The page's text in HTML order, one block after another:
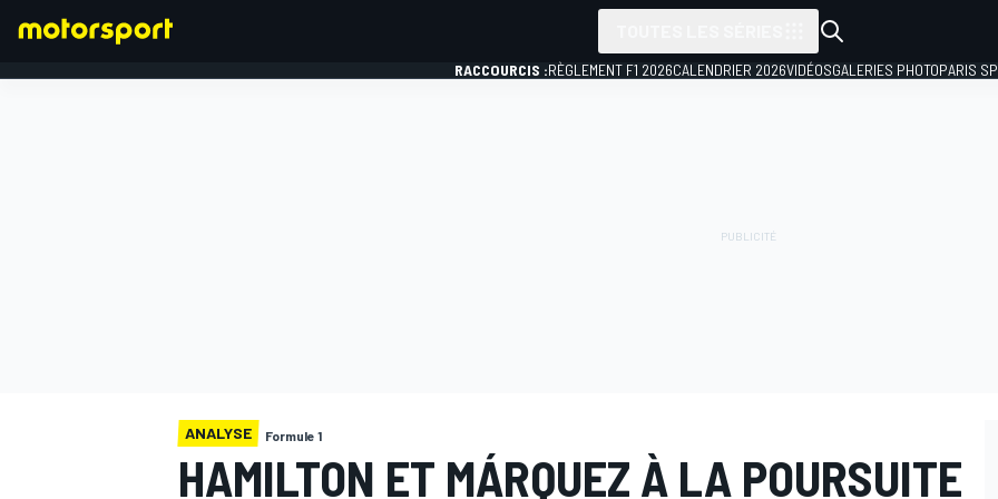
RACCOURCIS :RÈGLEMENT F1 2026CALENDRIER 2026VIDÉOSGALERIES PHOTOPARIS
ANALYSE Formule 1
HAMILTON ET MÁRQUEZ À LA POURSUITE